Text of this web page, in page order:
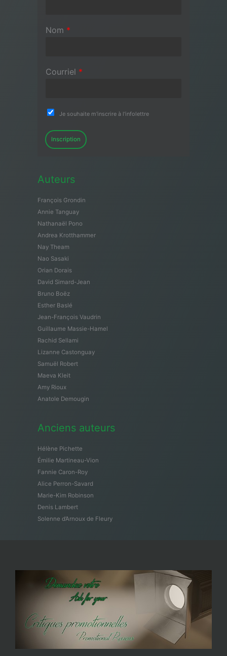
Nom *
Courriel *
Je souhaite m'inscrire à l'infolettre
Inscription
Auteurs
François Grondin
Annie Tanguay
Nathanaël Pono
Andrea Krotthammer
Nay Theam
Nao Sasaki
Orian Dorais
David Simard-Jean
Bruno Boëz
Esther Baslé
Jean-François Vaudrin
Guillaume Massie-Hamel
Rachid Sellami
Lizanne Castonguay
Samuël Robert
Maeva Kleit
Amy Rioux
Anatole Demougin
Anciens auteurs
Hélène Pichette
Émilie Martineau-Vion
Fannie Caron-Roy
Alice Perron-Savard
Marie-Kim Robinson
Denis Lambert
Solenne d’Arnoux de Fleury